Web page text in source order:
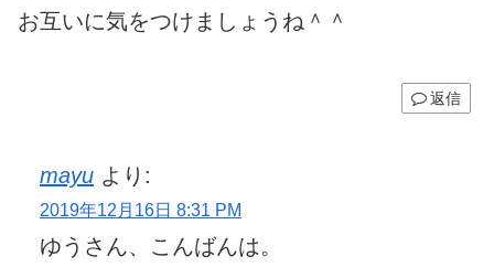
お互いに気をつけましょうね＾＾
返信
mayu より:
2019年12月16日 8:31 PM
ゆうさん、こんばんは。